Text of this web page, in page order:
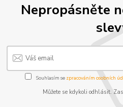
Nepropásněte
Souhlasím se zpracováním osobních
Můžete se kdykoli odhlásit.